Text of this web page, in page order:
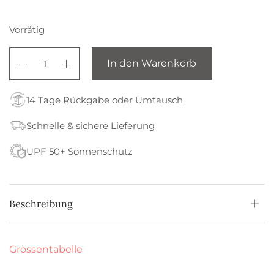
Vorrätig
In den Warenkorb
14 Tage Rückgabe oder Umtausch
Schnelle & sichere Lieferung
UPF 50+ Sonnenschutz
Beschreibung
Grössentabelle